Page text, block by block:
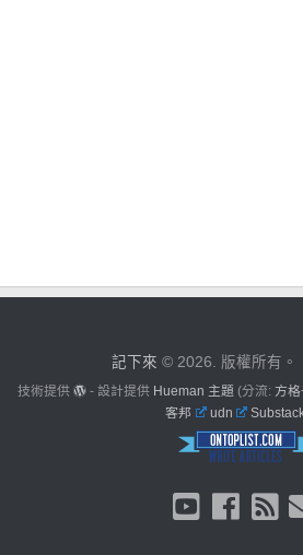
記下來 © 2026. 版權所有。
技術提供 - 設計提供 Hueman 主題 (分流: 方格
客邦
udn